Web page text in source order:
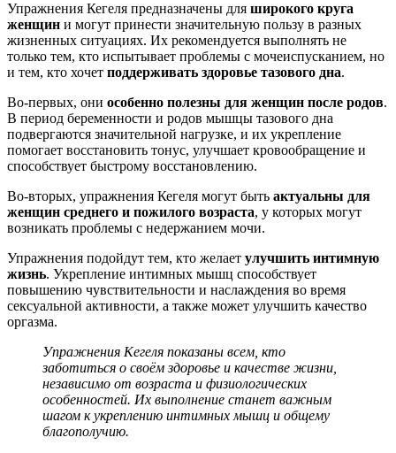
Упражнения Кегеля предназначены для широкого круга
женщин и могут принести значительную пользу в разных
жизненных ситуациях. Их рекомендуется выполнять не
только тем, кто испытывает проблемы с мочеиспусканием, но
и тем, кто хочет поддерживать здоровье тазового дна.
Во-первых, они особенно полезны для женщин после родов.
В период беременности и родов мышцы тазового дна
подвергаются значительной нагрузке, и их укрепление
помогает восстановить тонус, улучшает кровообращение и
способствует быстрому восстановлению.
Во-вторых, упражнения Кегеля могут быть актуальны для
женщин среднего и пожилого возраста, у которых могут
возникать проблемы с недержанием мочи.
Упражнения подойдут тем, кто желает улучшить интимную
жизнь. Укрепление интимных мышц способствует
повышению чувствительности и наслаждения во время
сексуальной активности, а также может улучшить качество
оргазма.
Упражнения Кегеля показаны всем, кто
заботиться о своём здоровье и качестве жизни,
независимо от возраста и физиологических
особенностей. Их выполнение станет важным
шагом к укреплению интимных мышц и общему
благополучию.